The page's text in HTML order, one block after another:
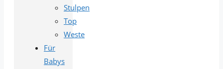
Stulpen
Top
Weste
Für
Babys